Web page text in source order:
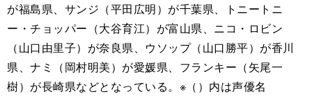
が福島県、サンジ（平田広明）が千葉県、トニートニ
ー・チョッパー（大谷育江）が富山県、ニコ・ロビン
（山口由里子）が奈良県、ウソップ（山口勝平）が香川
県、ナミ（岡村明美）が愛媛県、フランキー（矢尾一
樹）が長崎県などとなっている。※（）内は声優名